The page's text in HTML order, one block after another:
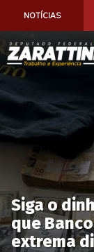
NOTÍCIAS
Siga o
que
extrema